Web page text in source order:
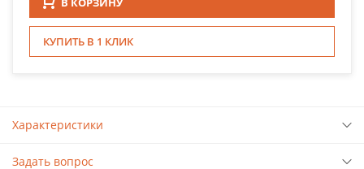
КУПИТЬ В 1 КЛИК
Характеристики
Задать вопрос